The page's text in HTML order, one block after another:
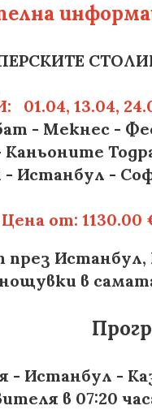
ДО
01.04, 13.04,
- Мекнес -
Истанбул -
Цена от: 1130.00
в
в 07:20